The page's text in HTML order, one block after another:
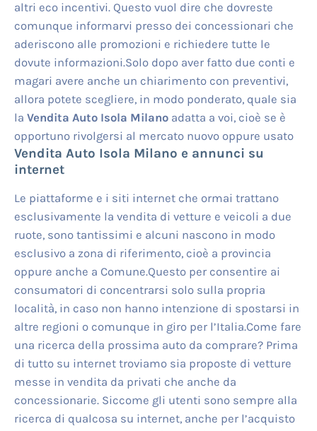
altri eco incentivi. Questo vuol dire che dovreste
comunque informarvi presso dei concessionari che
aderiscono alle promozioni e richiedere tutte le
dovute informazioni.Solo dopo aver fatto due conti e
magari avere anche un chiarimento con preventivi,
allora potete scegliere, in modo ponderato, quale sia
la Vendita Auto Isola Milanoadatta a voi, cioè se è
opportuno rivolgersi al mercato nuovo oppure usato
Vendita Auto Isola Milano e annunci su
internet
Le piattaforme e i siti internet che ormai trattano
esclusivamente la vendita di vetture e veicoli a due
ruote, sono tantissimi e alcuni nascono in modo
esclusivo a zona di riferimento, cioè a provincia
oppure anche a Comune.Questo per consentire ai
consumatori di concentrarsi solo sulla propria
località, in caso non hanno intenzione di spostarsi in
altre regioni o comunque in giro per l’Italia.Come fare
una ricerca della prossima auto da comprare? Prima
di tutto su internet troviamo sia proposte di vetture
messe in vendita da privati che anche da
concessionarie. Siccome gli utenti sono sempre alla
ricerca di qualcosa su internet, anche per l’acquisto